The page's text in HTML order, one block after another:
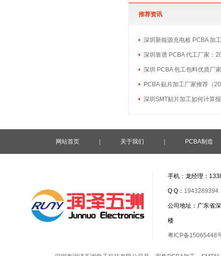
推荐资讯
深圳新能源充电桩 PCBA 加
深圳靠谱 PCBA 代工厂家：
深圳 PCBA 包工包料优质厂
PCBA 贴片加工厂家推荐（
深圳SMT贴片加工如何计算
网站首页 关于我们 PCBA制造
手机：龙经理：
Q Q： 1943289394
公司地址：广东省
楼
粤ICP备15065448